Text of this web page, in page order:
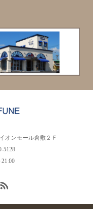
オンモール倉敷２Ｆ
5128